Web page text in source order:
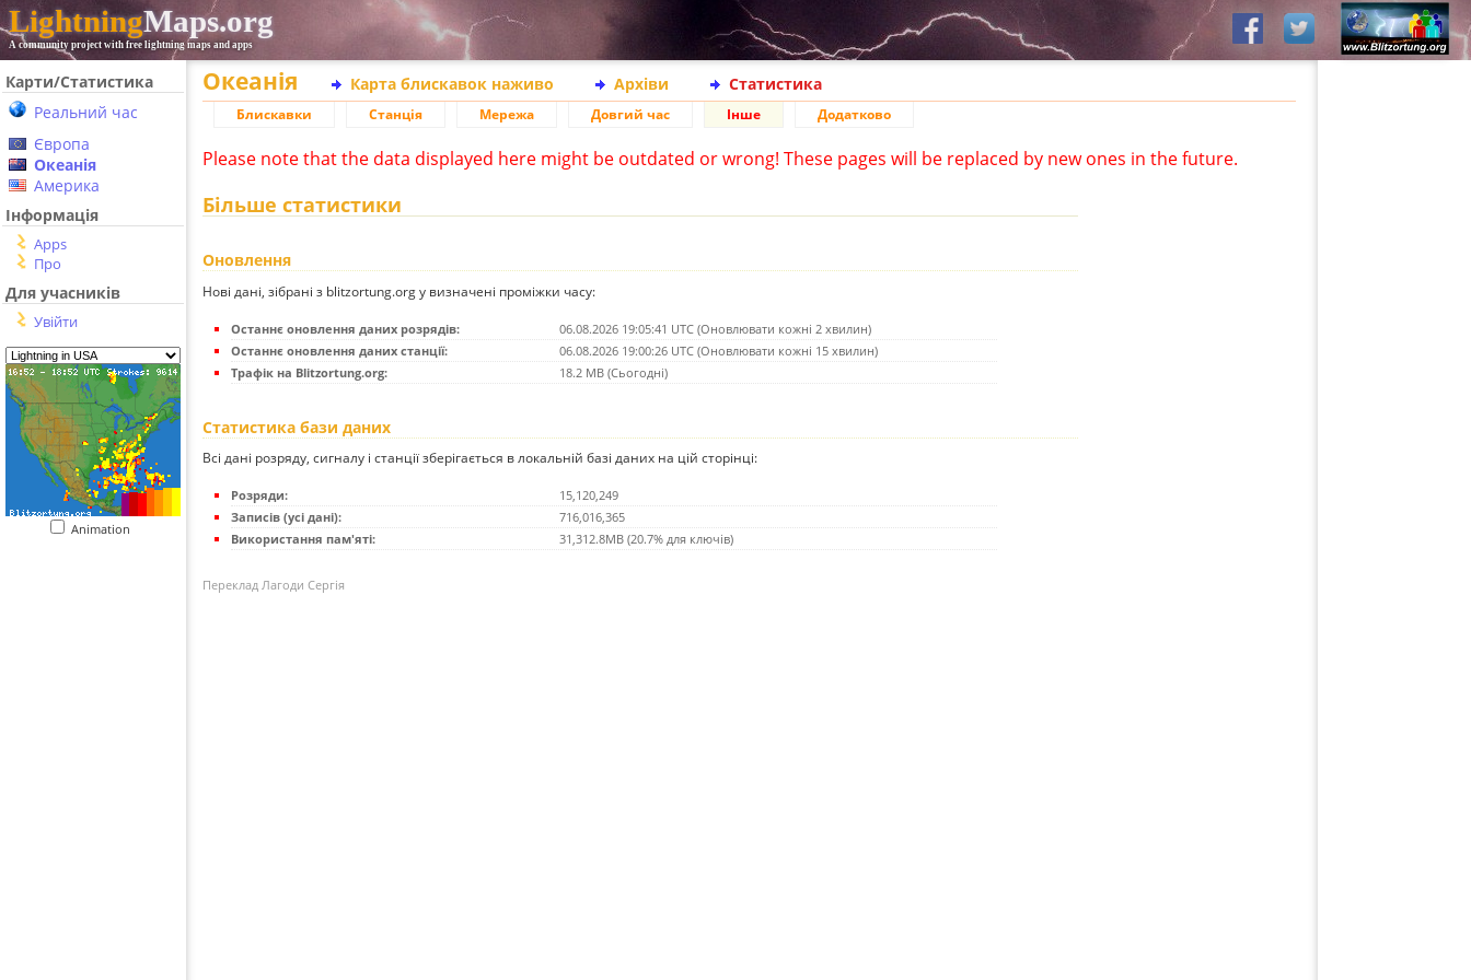
LightningMaps.org
A community project with free lightning maps and apps
Карти/Статистика
Реальний час
Європа
Океанія
Америка
Інформація
Apps
Про
Для учасників
Увійти
Animation
Океанія Карта блискавок наживо Архіви Статистика
Блискавки Станція Мережа Довгий час Інше Додатково
Please note that the data displayed here might be outdated or wrong! These pages will be replaced by new ones in the future.
Більше статистики
Оновлення
Нові дані, зібрані з blitzortung.org у визначені проміжки часу:
Останнє оновлення даних розрядів:
06.08.2026 19:05:41 UTC (Оновлювати кожні 2 хвилин)
Останнє оновлення даних станції:
06.08.2026 19:00:26 UTC (Оновлювати кожні 15 хвилин)
Трафік на Blitzortung.org:
18.2 MB (Сьогодні)
Статистика бази даних
Всі дані розряду, сигналу і станції зберігається в локальній базі даних на цій сторінці:
Розряди:
15,120,249
Записів (усі дані):
716,016,365
Використання пам'яті:
31,312.8MB (20.7% для ключів)
Переклад Лагоди Сергія